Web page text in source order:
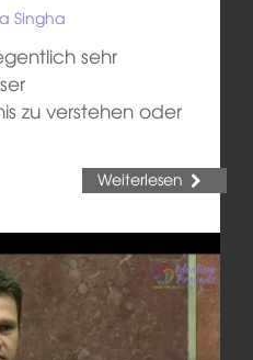
Singha
sehr
zu verstehen oder
Weiterlesen